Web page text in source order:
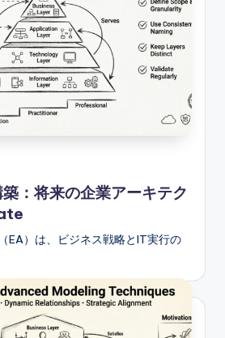
：将来の企業アーキテク
EA）は、ビジネス戦略とIT実行の